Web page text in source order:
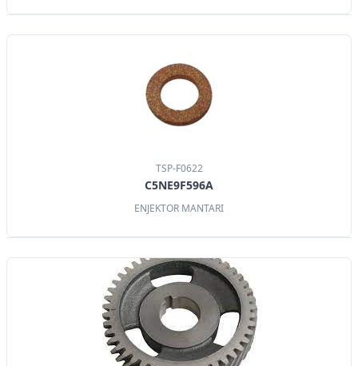
TSP-F0622
C5NE9F596A
ENJEKTOR MANTARI